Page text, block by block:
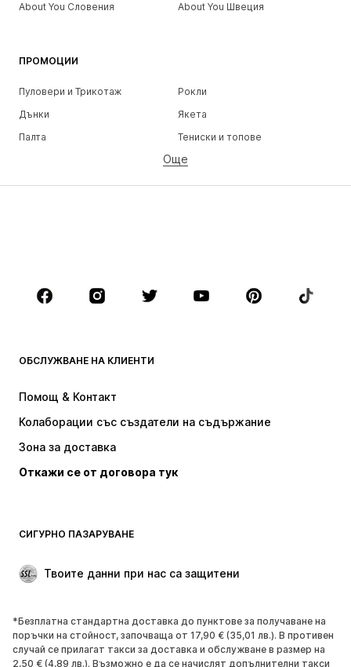
ПРОМОЦИИ
Пуловери и Трикотаж
Рокли
Дънки
Якета
Палта
Тениски и топове
Бельо
Поли
Блузи и туники
Аксесоари
Premium
НОВО
Пуловери и Трикотаж
Бельо
Палта
Поли
Специални Поводи
ОБУВКИ
НОВО Популярно
Още
ОБСЛУЖВАНЕ НА КЛИЕНТИ
Помощ & Контакт
Колаборации със създатели на съдържание
Зона за доставка
Откажи се от договора тук
СИГУРНО ПАЗАРУВАНЕ
Твоите данни при нас са защитени
*Безплатна стандартна доставка до пунктове за получаване на
поръчки на стойност, започваща от 17,90 € (35,01 лв.). В противен
случай се прилагат такси за доставка и обслужване в размер на
2,50 € (4,89 лв.). Възможно е да се начислят допълнителни такси
About You Словения
About You Швеция